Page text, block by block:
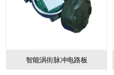
智能涡街脉冲电路板